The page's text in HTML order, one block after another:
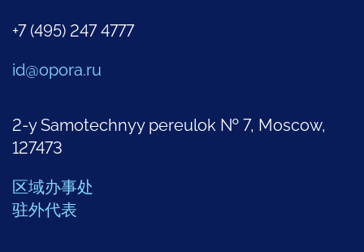
+7 (495) 247 4777
id@opora.ru
2-y Samotechnyy pereulok № 7, Moscow,
127473
区域办事处
驻外代表